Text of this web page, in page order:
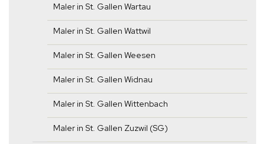
Maler in St. Gallen Wartau
Maler in St. Gallen Wattwil
Maler in St. Gallen Weesen
Maler in St. Gallen Widnau
Maler in St. Gallen Wittenbach
Maler in St. Gallen Zuzwil (SG)